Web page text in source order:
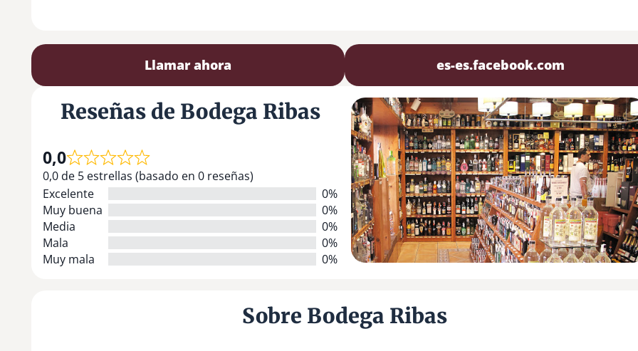
Llamar ahora es-es.facebook.com
Reseñas de Bodega Ribas
0,0
0,0 de 5 estrellas (basado en 0 reseñas)
Excelente
0%
Muy buena
0%
Media
0%
Mala
0%
Muy mala
0%
Sobre Bodega Ribas